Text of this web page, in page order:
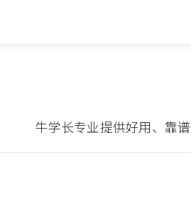
牛学长专业提供好用、靠